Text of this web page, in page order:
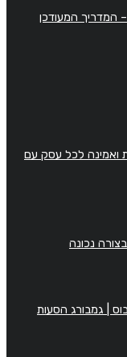
או אסור להתחתן ב-2026? – המדריך המעודכן
ואמינה לכל עסק עם
נכונה
| גמבורג הסעות